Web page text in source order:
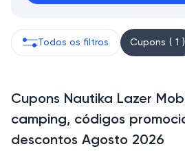
Todos os filtros Cupons ( 1 )
Cupons Nautika Lazer
camping, códigos
descontos Agosto 2026